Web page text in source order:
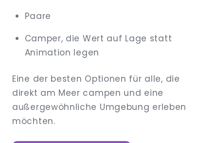
Paare
Camper, die Wert auf Lage statt
Animation legen
Eine der besten Optionen für alle, die
direkt am Meer campen und eine
außergewöhnliche Umgebung erleben
möchten.